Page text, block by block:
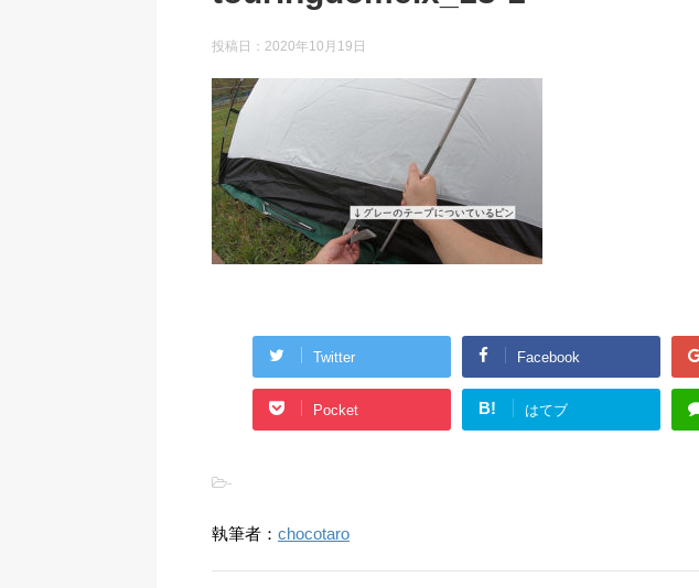
投稿日： 2020年10月19日
Twitter Facebook
Pocket B! はてブ
-
執筆者： chocotaro